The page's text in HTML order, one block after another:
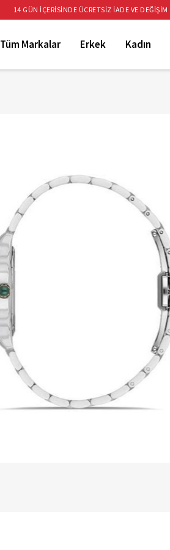
14 GÜN İÇERİSİNDE ÜCRETSİZ İADE VE DEĞİŞİM
Tüm Markalar Erkek Kadın